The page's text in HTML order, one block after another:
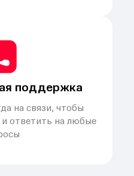
поддержка
на связи, чтобы
ответить на любые